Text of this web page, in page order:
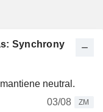
Synchrony
neutral.
03/08
ZM